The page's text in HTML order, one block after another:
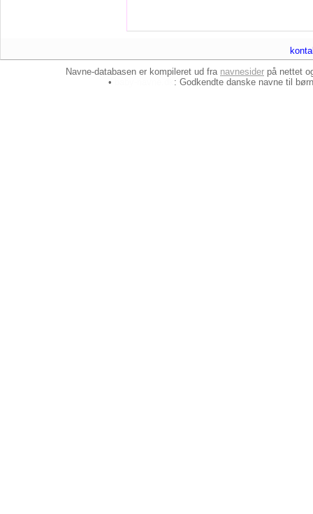
Navne-databasen er kompileret ud fra navnesider på nettet
•
: Godkendte danske navne til børn